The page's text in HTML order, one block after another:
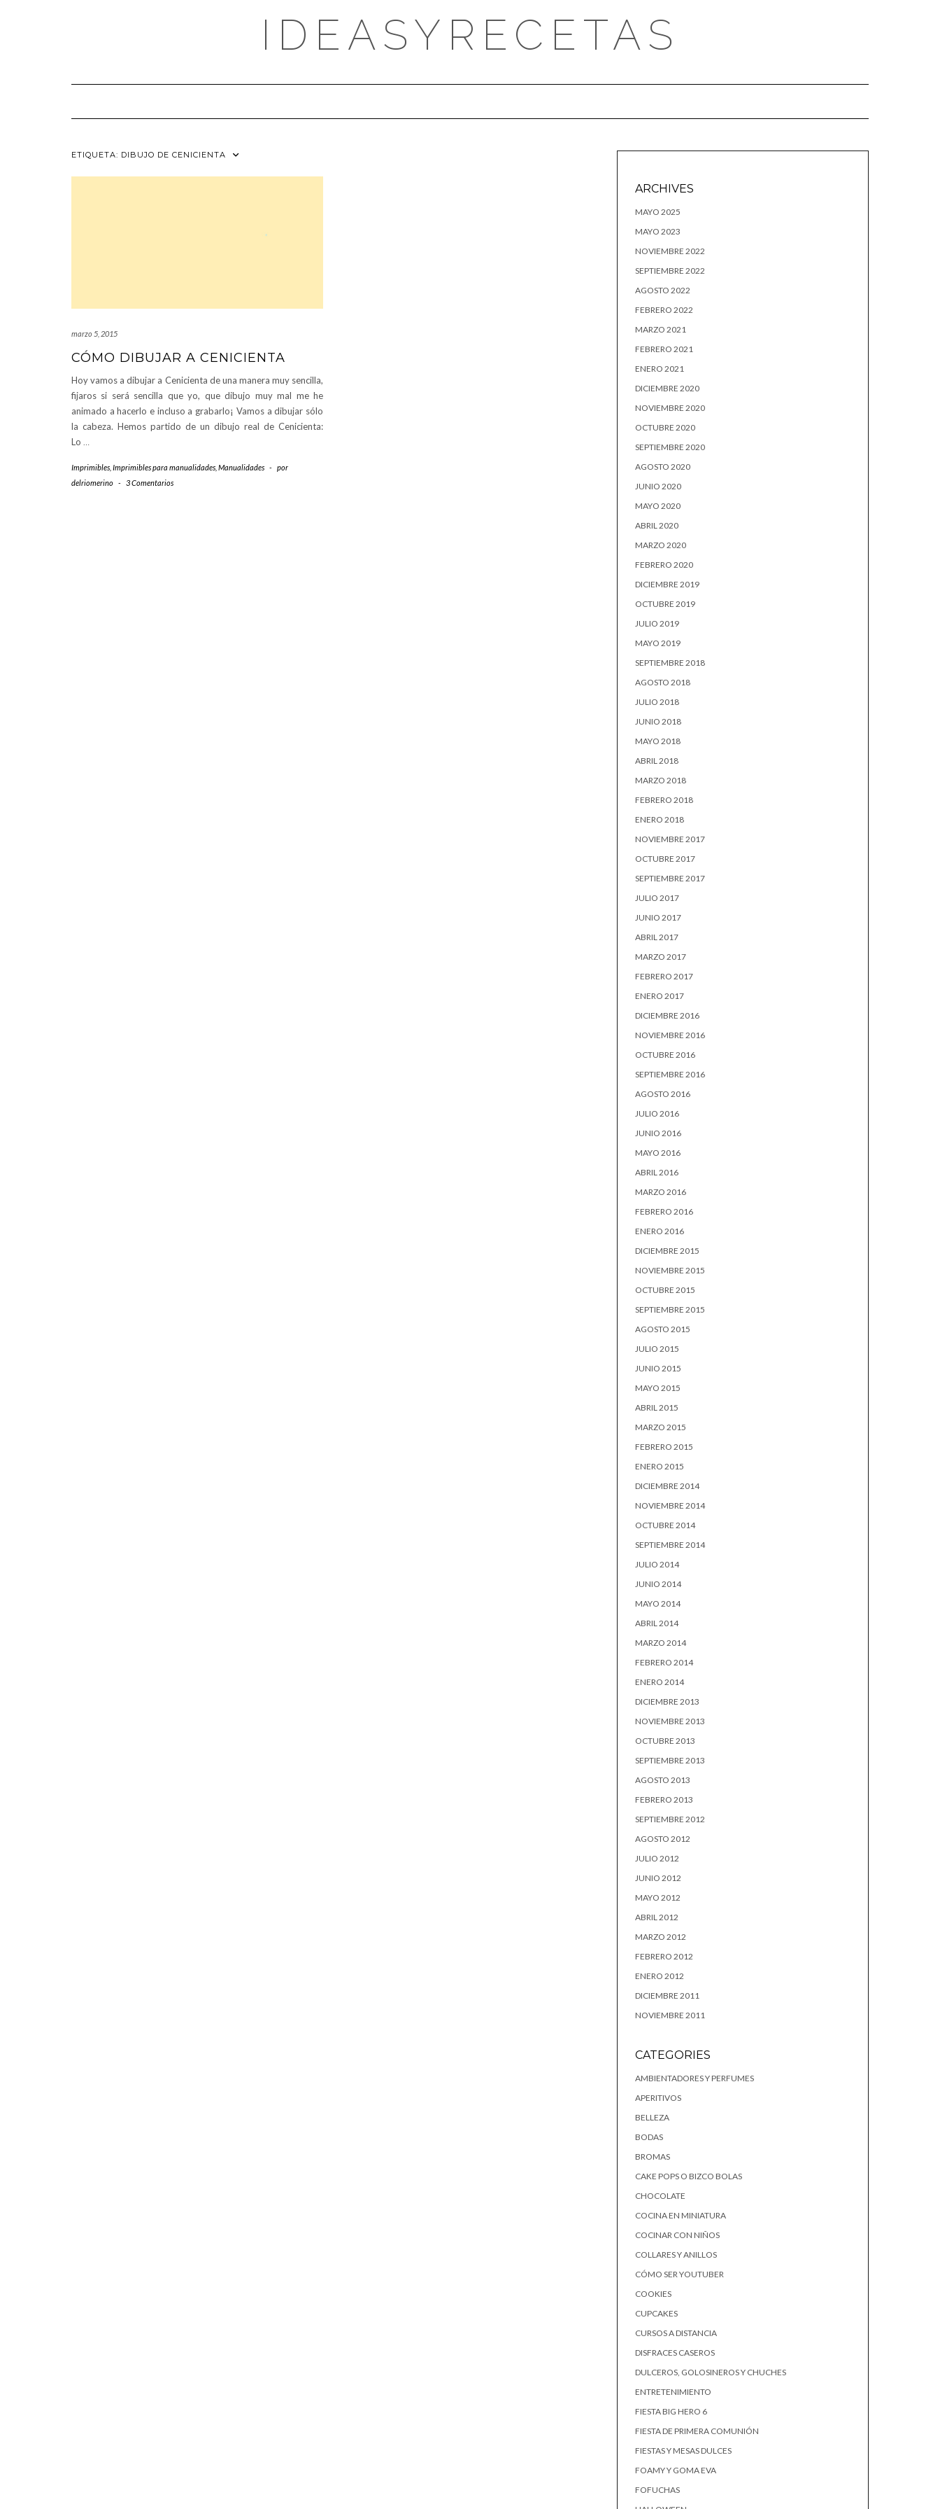
IDEASYRECETAS
ETIQUETA: DIBUJO DE CENICIENTA
marzo 5, 2015
CÓMO DIBUJAR A CENICIENTA
Hoy vamos a dibujar a Cenicienta de una manera muy sencilla,
fijaros si será sencilla que yo, que dibujo muy mal me he
animado a hacerlo e incluso a grabarlo¡ Vamos a dibujar sólo
la cabeza. Hemos partido de un dibujo real de Cenicienta:
Lo …
Imprimibles Imprimibles para manualidades Manualidades -
por
delriomerino - 3 Comentarios
ARCHIVES
MAYO 2025
MAYO 2023
NOVIEMBRE 2022
SEPTIEMBRE 2022
AGOSTO 2022
FEBRERO 2022
MARZO 2021
FEBRERO 2021
ENERO 2021
DICIEMBRE 2020
NOVIEMBRE 2020
OCTUBRE 2020
SEPTIEMBRE 2020
AGOSTO 2020
JUNIO 2020
MAYO 2020
ABRIL 2020
MARZO 2020
FEBRERO 2020
DICIEMBRE 2019
OCTUBRE 2019
JULIO 2019
MAYO 2019
SEPTIEMBRE 2018
AGOSTO 2018
JULIO 2018
JUNIO 2018
MAYO 2018
ABRIL 2018
MARZO 2018
FEBRERO 2018
ENERO 2018
NOVIEMBRE 2017
OCTUBRE 2017
SEPTIEMBRE 2017
JULIO 2017
JUNIO 2017
ABRIL 2017
MARZO 2017
FEBRERO 2017
ENERO 2017
DICIEMBRE 2016
NOVIEMBRE 2016
OCTUBRE 2016
SEPTIEMBRE 2016
AGOSTO 2016
JULIO 2016
JUNIO 2016
MAYO 2016
ABRIL 2016
MARZO 2016
FEBRERO 2016
ENERO 2016
DICIEMBRE 2015
NOVIEMBRE 2015
OCTUBRE 2015
SEPTIEMBRE 2015
AGOSTO 2015
JULIO 2015
JUNIO 2015
MAYO 2015
ABRIL 2015
MARZO 2015
FEBRERO 2015
ENERO 2015
DICIEMBRE 2014
NOVIEMBRE 2014
OCTUBRE 2014
SEPTIEMBRE 2014
JULIO 2014
JUNIO 2014
MAYO 2014
ABRIL 2014
MARZO 2014
FEBRERO 2014
ENERO 2014
DICIEMBRE 2013
NOVIEMBRE 2013
OCTUBRE 2013
SEPTIEMBRE 2013
AGOSTO 2013
FEBRERO 2013
SEPTIEMBRE 2012
AGOSTO 2012
JULIO 2012
JUNIO 2012
MAYO 2012
ABRIL 2012
MARZO 2012
FEBRERO 2012
ENERO 2012
DICIEMBRE 2011
NOVIEMBRE 2011
CATEGORIES
AMBIENTADORES Y PERFUMES
APERITIVOS
BELLEZA
BODAS
BROMAS
CAKE POPS O BIZCO BOLAS
CHOCOLATE
COCINA EN MINIATURA
COCINAR CON NIÑOS
COLLARES Y ANILLOS
CÓMO SER YOUTUBER
COOKIES
CUPCAKES
CURSOS A DISTANCIA
DISFRACES CASEROS
DULCEROS, GOLOSINEROS Y CHUCHES
ENTRETENIMIENTO
FIESTA BIG HERO 6
FIESTA DE PRIMERA COMUNIÓN
FIESTAS Y MESAS DULCES
FOAMY Y GOMA EVA
FOFUCHAS